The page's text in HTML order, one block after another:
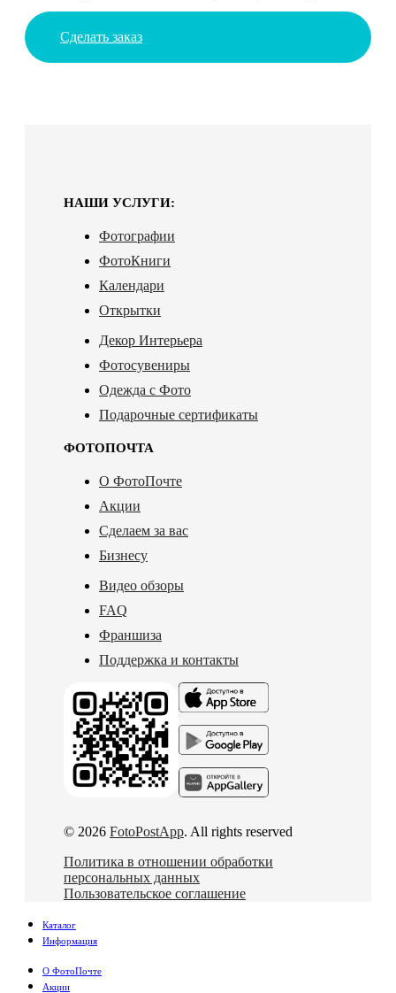
Сделать заказ
НАШИ УСЛУГИ:
Фотографии
ФотоКниги
Календари
Открытки
Декор Интерьера
Фотосувениры
Одежда с Фото
Подарочные сертификаты
ФОТОПОЧТА
О ФотоПочте
Акции
Сделаем за вас
Бизнесу
Видео обзоры
FAQ
Франшиза
Поддержка и контакты
© 2026 FotoPostApp. All rights reserved
Политика в отношении обработки
персональных данных
Пользовательское соглашение
Каталог
Информация
О ФотоПочте
Акции